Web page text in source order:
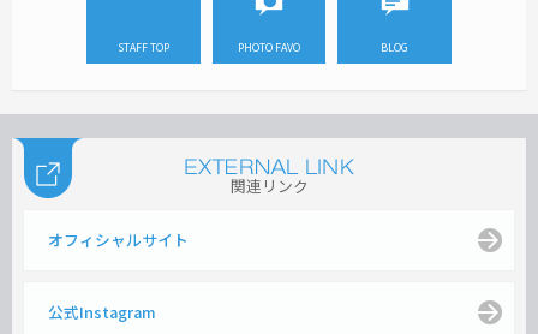
STAFF TOP PHOTO FAVO BLOG
関連リンク
オフィシャルサイト
公式Instagram